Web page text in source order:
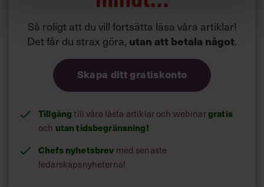
Så roligt att du vill fortsätta läsa våra artiklar!
Det får du strax göra, utan att betala något.
Skapa ditt gratiskonto
Tillgångtill våra låsta artiklar och webinargratis
och utan tidsbegränsning!
Chefs nyhetsbrev med senaste
ledarskapsnyheterna!